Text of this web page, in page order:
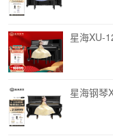
星海XU-
星海钢琴